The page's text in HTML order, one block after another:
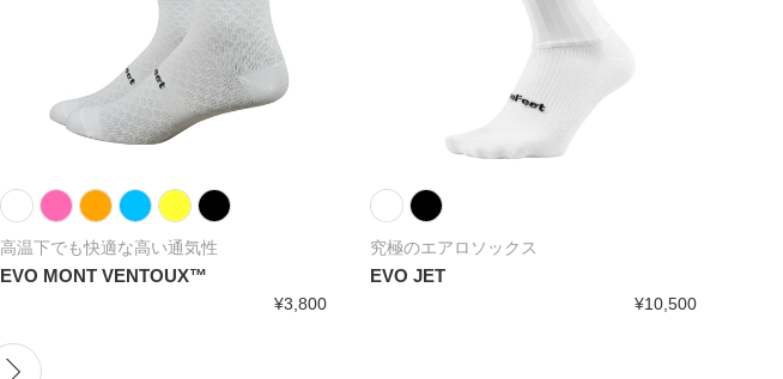
高温下でも快適な高い通気性
EVO MONT VENTOUX™
¥3,800
究極のエアロソックス
EVO JET
¥10,500